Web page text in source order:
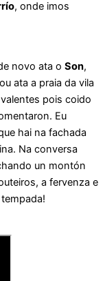
, onde imos
novo ata o Son,
ata a praia da vila
pois coido
Eu
hai na fachada
Na conversa
un montón
a fervenza e